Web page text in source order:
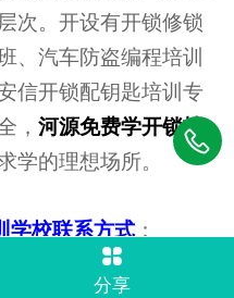
次。开设有开锁修锁
、汽车防盗编程培训
信开锁配钥匙培训专
， 河源免费学开锁技
学的理想场所。
学校联系方式 ：
分享